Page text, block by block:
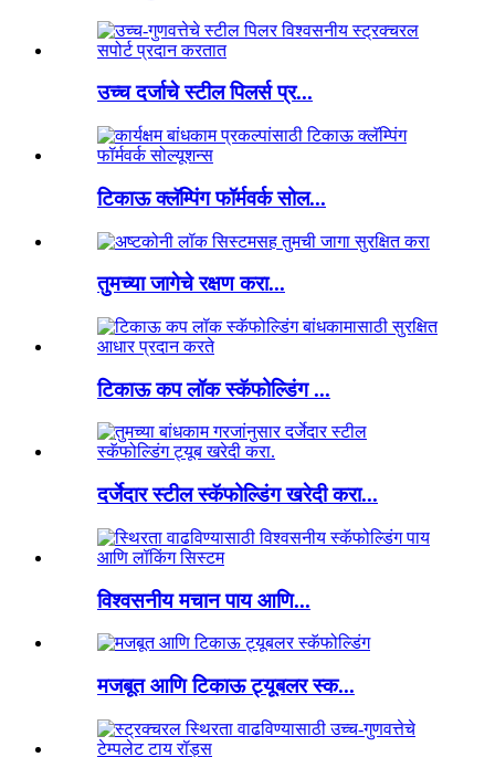
उच्च दर्जाचे स्टील पिलर्स प्र...
टिकाऊ क्लॅम्पिंग फॉर्मवर्क सोल...
तुमच्या जागेचे रक्षण करा...
टिकाऊ कप लॉक स्कॅफोल्डिंग ...
दर्जेदार स्टील स्कॅफोल्डिंग खरेदी करा...
विश्वसनीय मचान पाय आणि...
मजबूत आणि टिकाऊ ट्यूबलर स्क...